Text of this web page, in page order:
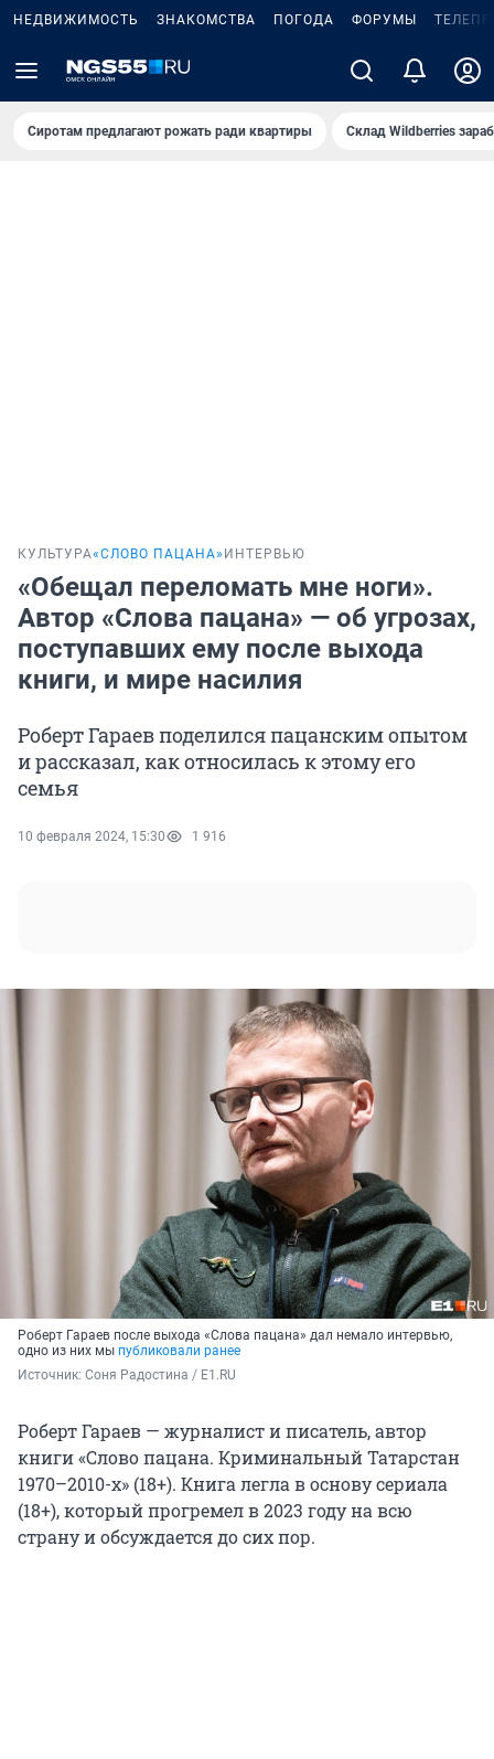
НЕДВИЖИМОСТЬ ЗНАКОМСТВА ПОГОДА ФОРУМЫ
Сиротам предлагают рожать ради квартиры Склад Wildberries
КУЛЬТУРА«СЛОВО ПАЦАНА» ИНТЕРВЬЮ
«Обещал переломать мне ноги».
Автор «Слова пацана» — об угрозах,
поступавших ему после выхода
книги, и мире насилия
Роберт Гараев поделился пацанским опытом
и рассказал, как относилась к этому его
семья
10 февраля 2024, 15:30 1 916
Роберт Гараев после выхода «Слова пацана» дал немало интервью,
одно из них мы публиковали ранее
Источник: Соня Радостина / E1.RU
Роберт Гараев — журналист и писатель, автор
книги «Слово пацана. Криминальный Татарстан
1970–2010-х» (18+). Книга легла в основу сериала
(18+), который прогремел в 2023 году на всю
страну и обсуждается до сих пор.